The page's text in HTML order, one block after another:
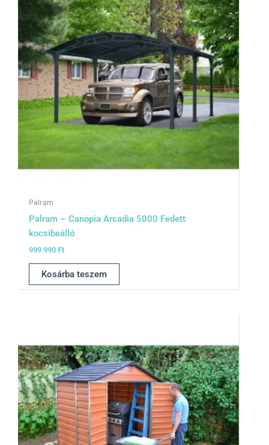
Palram
Palram – Canopia Arcadia 5000 Fedett
kocsibeálló
999 990 Ft
Kosárba teszem